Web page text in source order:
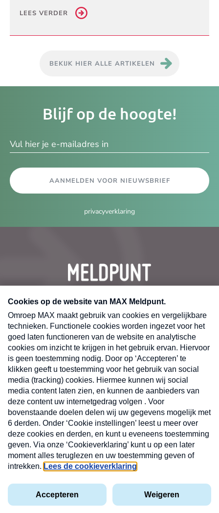
LEES VERDER
BEKIJK HIER ALLE ARTIKELEN
Blijf op de hoogte!
AANMELDEN VOOR NIEUWSBRIEF
privacyverklaring
CONTACT
Volg ons op
MAX
Cookieverklaring
Kwetsbaarheid
X
Nieuwsbrief
Neem hier een gratis abonnement op de MAX
Consumenten nieuwsbrief. Elke maandag en
donderdag in uw mailbox.
e-
VOOR
privacyverklaring